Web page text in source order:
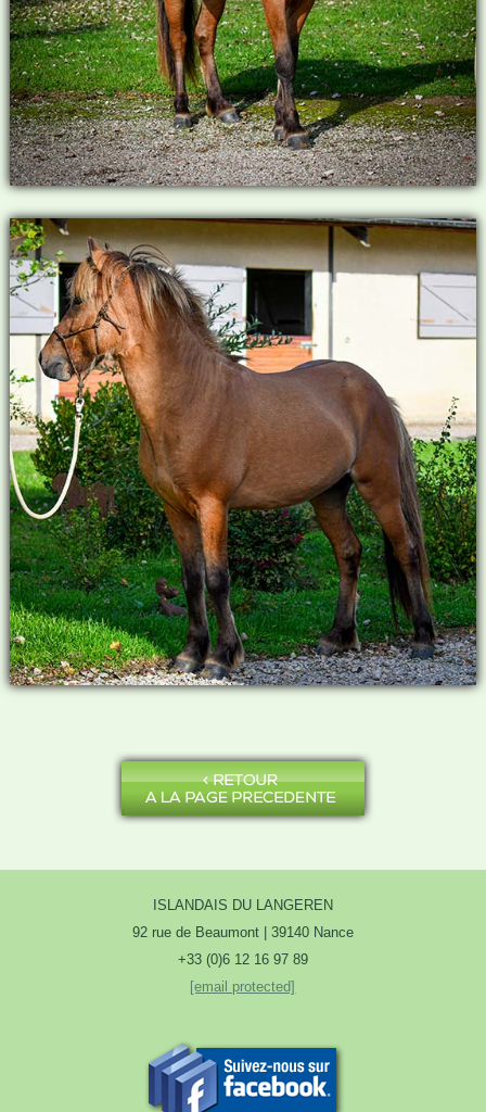
ISLANDAIS DU LANGEREN
92 rue de Beaumont | 39140 Nance
+33 (0)6 12 16 97 89
[email protected]